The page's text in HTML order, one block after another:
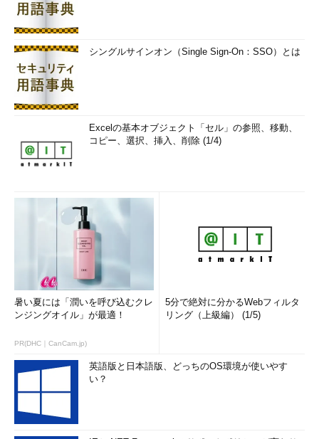
シングルサインオン（Single Sign-On：SSO）とは
Excelの基本オブジェクト「セル」の参照、移動、
コピー、選択、挿入、削除 (1/4)
暑い夏には「潤いを呼び込むクレ
ンジングオイル」が最適！
PR(DHC｜CanCam.jp)
5分で絶対に分かるWebフィルタ
リング（上級編） (1/5)
英語版と日本語版、どっちのOS環境が使いやす
い？